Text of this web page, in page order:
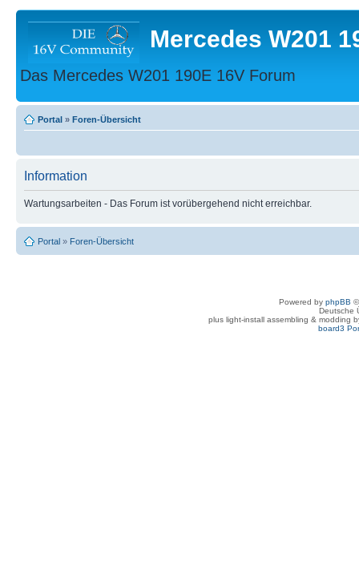
Mercedes W201
Das Mercedes W201 190E 16V Forum
Portal » Foren-Übersicht
Information
Wartungsarbeiten - Das Forum ist vorübergehend nicht erreichbar.
Portal » Foren-Übersicht
Powered by phpBB
Deutsche
plus light-install assembling & modding
board3